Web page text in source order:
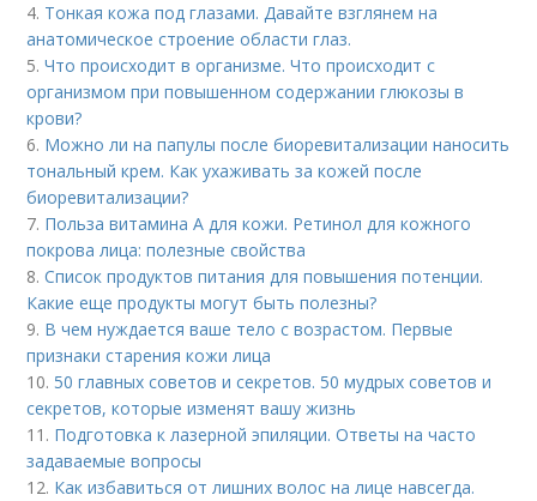
4. Тонкая кожа под глазами. Давайте взглянем на
анатомическое строение области глаз.
5.Что происходит в организме. Что происходит с
организмом при повышенном содержании глюкозы в
крови?
6. Можно ли на папулы после биоревитализации наносить
тональный крем. Как ухаживать за кожей после
биоревитализации?
7. Польза витамина А для кожи. Ретинол для кожного
покрова лица: полезные свойства
8.Список продуктов питания для повышения потенции.
Какие еще продукты могут быть полезны?
9. В чем нуждается ваше тело с возрастом. Первые
признаки старения кожи лица
10. 50 главных советов и секретов. 50 мудрых советов и
секретов, которые изменят вашу жизнь
11. Подготовка к лазерной эпиляции. Ответы на часто
задаваемые вопросы
12. Как избавиться от лишних волос на лице навсегда.